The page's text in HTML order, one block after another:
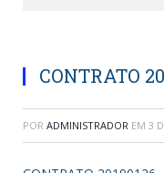
CONTRATO
POR ADMINISTRADOR EM 3